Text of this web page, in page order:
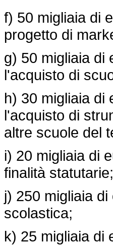
f) 50 migliaia di
progetto di
g) 50 migliaia di
l'acquisto di
h) 30 migliaia di
l'acquisto di
altre scuole del
i) 20 migliaia di
finalità statutarie;
j) 250 migliaia
scolastica;
k) 25 migliaia di